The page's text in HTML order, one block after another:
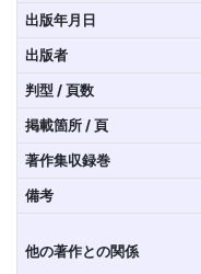
出版年月日
出版者
判型 / 頁数
掲載箇所 / 頁
著作集収録巻
備考
他の著作との関係